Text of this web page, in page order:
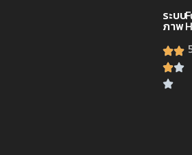
ระบบ
ภาพ